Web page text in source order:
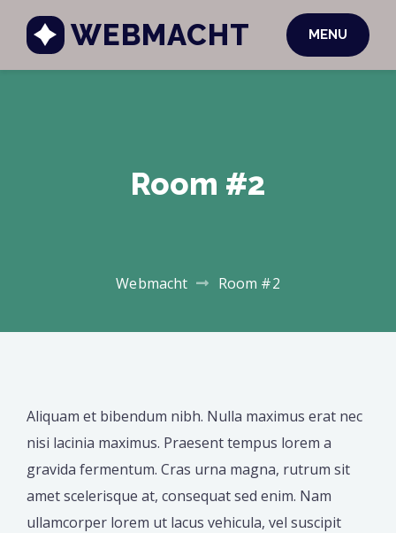
WEBMACHT MENU
Room #2
Webmacht Room #2
Aliquam et bibendum nibh. Nulla maximus erat nec
nisi lacinia maximus. Praesent tempus lorem a
gravida fermentum. Cras urna magna, rutrum sit
amet scelerisque at, consequat sed enim. Nam
ullamcorper lorem ut lacus vehicula, vel suscipit